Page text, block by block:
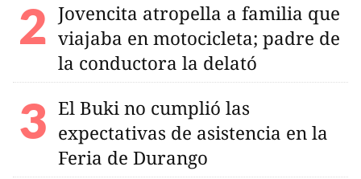
Jovencita atropella a familia que
viajaba en motocicleta; padre de
la conductora la delató
El Buki no cumplió las
expectativas de asistencia en la
Feria de Durango